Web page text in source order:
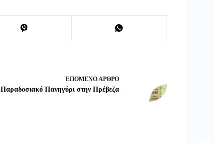
ΕΠΌΜΕΝΟΆΡΘΡΟ
Παραδοσιακό Πανηγύρι στην Πρέβεζα